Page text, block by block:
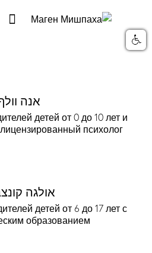
אנה
детей от 0 до 10 лет и
психолог
אולגה
детей от 6 до 17 лет с
образованием